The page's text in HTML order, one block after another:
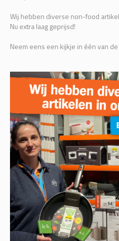
Wij hebben diverse non-food
Nu extra laag geprijsd!
Neem eens een kijkje in één van